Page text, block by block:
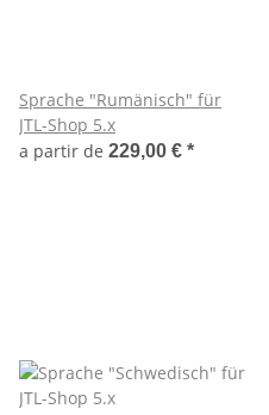
Sprache "Rumänisch" für
JTL-Shop 5.x
a partir de 229,00 € *